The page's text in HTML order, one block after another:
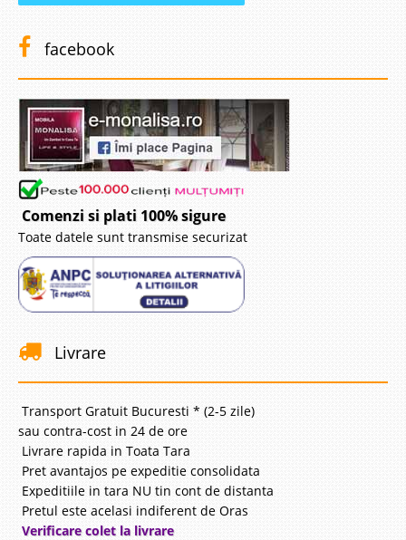
facebook
Comenzi si plati 100% sigure
Toate datele sunt transmise securizat
Livrare
Transport Gratuit Bucuresti * (2-5 zile)
sau contra-cost in 24 de ore
Livrare rapida in Toata Tara
Pret avantajos pe expeditie consolidata
Expeditiile in tara NU tin cont de distanta
Pretul este acelasi indiferent de Oras
Verificare colet la livrare